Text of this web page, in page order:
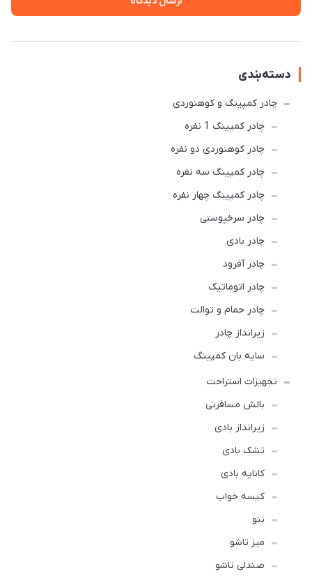
دسته‌بندی
چادر کمپینگ و کوهنوردی
چادر کمپینگ 1 نفره
چادر کوهنوردی دو نفره
چادر كمپينگ سه نفره
چادر کمپینگ چهار نفره
چادر سرخپوستی
چادر بادی
چادر آفرود
چادر اتوماتیک
چادر حمام و توالت
زیرانداز چادر
سایه بان کمپینگ
تجهیزات استراحت
بالش مسافرتی
زیرانداز بادی
تشک بادی
کاناپه بادی
کیسه خواب
ننو
میز تاشو
صندلی تاشو